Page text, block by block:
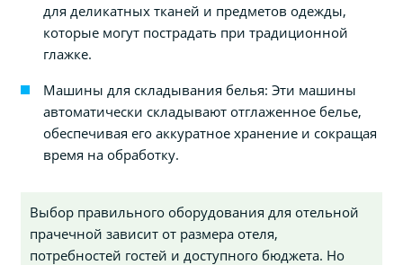
для деликатных тканей и предметов одежды,
которые могут пострадать при традиционной
глажке.
Машины для складывания белья: Эти машины
автоматически складывают отглаженное белье,
обеспечивая его аккуратное хранение и сокращая
время на обработку.
Выбор правильного оборудования для отельной
прачечной зависит от размера отеля,
потребностей гостей и доступного бюджета. Но